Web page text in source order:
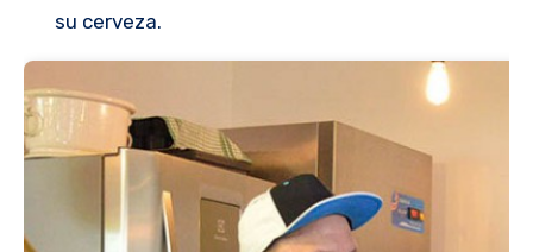
su cerveza.